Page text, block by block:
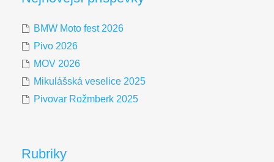
BMW Moto fest 2026
Pivo 2026
MOV 2026
Mikulášská veselice 2025
Pivovar Rožmberk 2025
Rubriky